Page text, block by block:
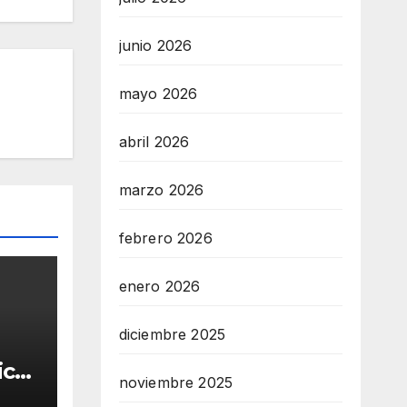
junio 2026
mayo 2026
abril 2026
marzo 2026
febrero 2026
enero 2026
diciembre 2025
noviembre 2025